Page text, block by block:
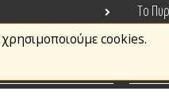
cookies.
Το